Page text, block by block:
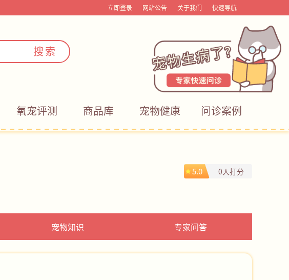
立即登录 网站公告 关于我们 快速导航
搜索
氧宠评测 商品库 宠物健康 问诊案例
5.0 0人打分
宠物知识 专家问答